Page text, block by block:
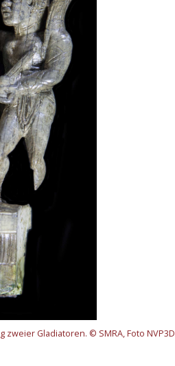
Gladiatoren. © SMRA, Foto NVP3D